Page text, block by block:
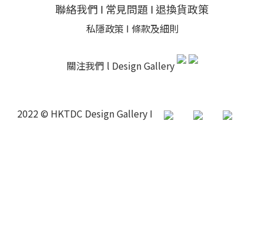
聯絡我們 I 常見問題 I 退換貨政策
私隱政策 I 條款及細則
關注我們 l Design Gallery
2022 © HKTDC Design Gallery I